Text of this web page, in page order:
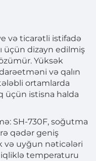
və ticarətli istifadə
üçün dizayn edilmiş
Yüksək
və qalın
ortamlarda
üçün istisna halda
SH-730F, soğutma
qədər geniş
və uyğun nəticələri
temperaturu